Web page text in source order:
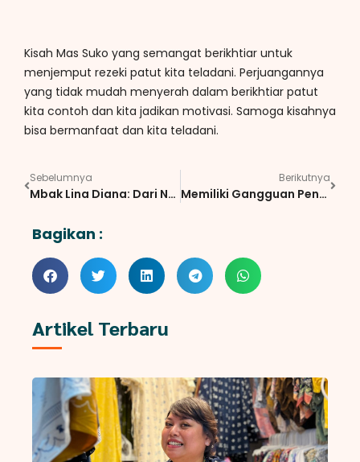
Kisah Mas Suko yang semangat berikhtiar untuk
menjemput rezeki patut kita teladani. Perjuangannya
yang tidak mudah menyerah dalam berikhtiar patut
kita contoh dan kita jadikan motivasi. Samoga kisahnya
bisa bermanfaat dan kita teladani.
Sebelumnya
Mbak Lina Diana: Dari Nggak Terlalu Paham Jualan Online Hingga Jadi Pakar Jualan Online
Berikutnya
Memiliki Gangguan Penglihatan Tak Menghalangi Bu Erita untuk Berjualan
Bagikan :
Artikel Terbaru